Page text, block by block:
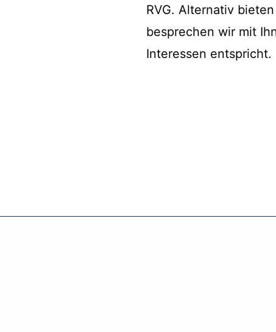
RVG. Alternativ
besprechen wir mit
Interessen entspricht.